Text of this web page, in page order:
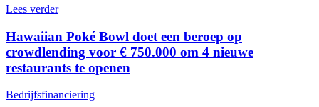
Lees verder
Hawaiian Poké Bowl doet een beroep op
crowdlending voor € 750.000 om 4 nieuwe
restaurants te openen
Bedrijfsfinanciering